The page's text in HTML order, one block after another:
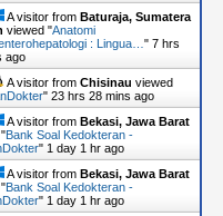
A visitor from Baturaja, Sumatera
viewed "Anatomi
: Lingua… " 7 hrs
ago
A visitor from Chisinau viewed
" 23 hrs 28 mins ago
A visitor from Bekasi, Jawa Barat
Bank Soal Kedokteran -
" 1 day 1 hr ago
A visitor from Bekasi, Jawa Barat
Bank Soal Kedokteran -
" 1 day 1 hr ago